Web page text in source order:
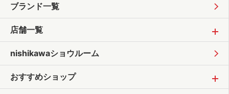
ブランド一覧
店舗一覧
nishikawaショウルーム
おすすめショップ